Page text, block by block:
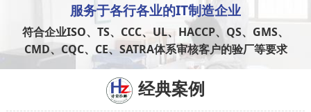
服务于各行各业的IT制造企业
符合企业ISO、TS、CCC、UL、HACCP、QS、GMS、
CMD、CQC、CE、SATRA体系审核客户的验厂等要求
经典案例